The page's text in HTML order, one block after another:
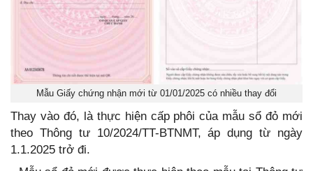
Mẫu Giấy chứng nhận mới từ 01/01/2025 có nhiều thay đổi
Thay vào đó, là thực hiện cấp phôi của mẫu sổ đỏ mới
theo Thông tư 10/2024/TT-BTNMT, áp dụng từ ngày
1.1.2025 trở đi.